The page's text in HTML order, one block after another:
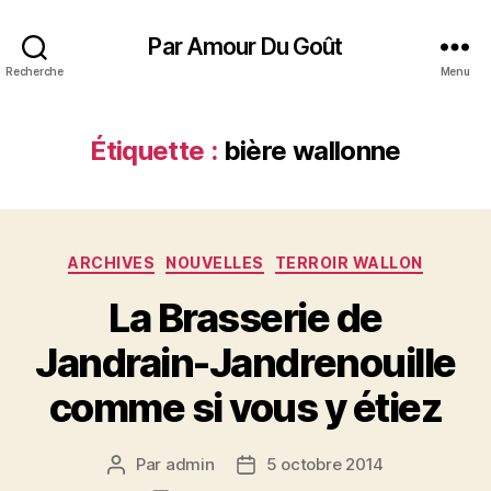
Recherche
Par Amour Du Goût
Menu
Étiquette : bière wallonne
Catégories
ARCHIVES NOUVELLES TERROIR WALLON
La Brasserie de
Jandrain-Jandrenouille
comme si vous y étiez
Auteur
Par admin
Date5 octobre 2014